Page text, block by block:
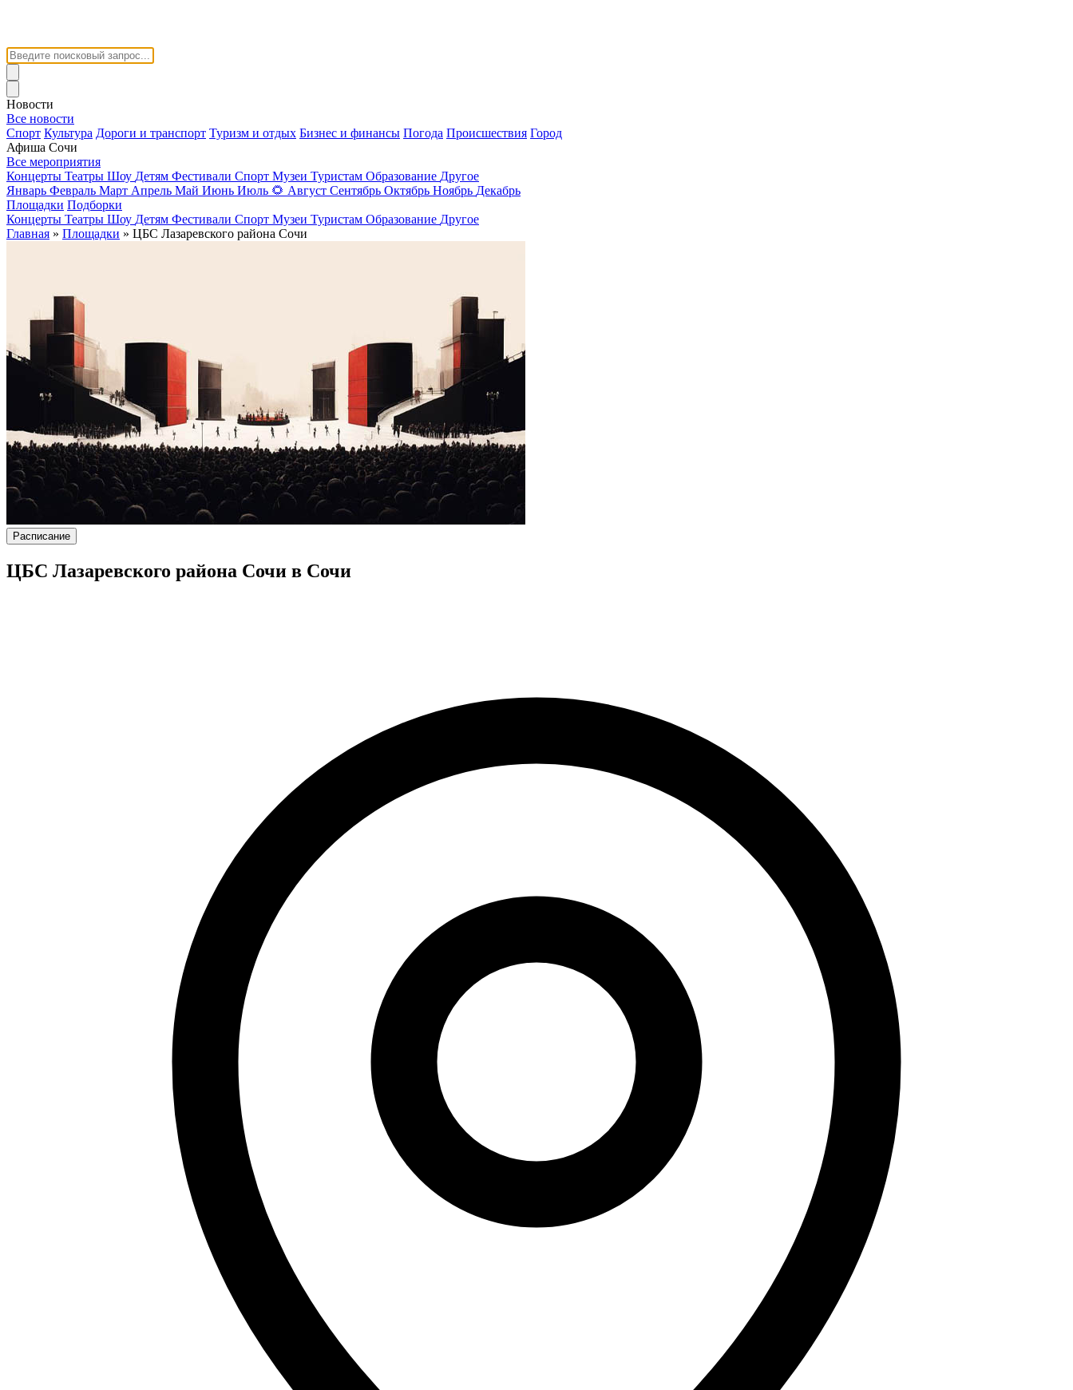
Новости
Все новости
Спорт Культура Дороги и транспорт Туризм и отдых Бизнес и финансы Погода Происшествия Город
Афиша Сочи
Все мероприятия
Концерты Театры Шоу Детям Фестивали Спорт Музеи Туристам Образование Другое
Январь Февраль Март Апрель Май Июнь Июль 🌻 Август Сентябрь Октябрь Ноябрь Декабрь
Площадки Подборки
Концерты Театры Шоу Детям Фестивали Спорт Музеи Туристам Образование Другое
Главная » Площадки » ЦБС Лазаревского района Сочи
Расписание
ЦБС Лазаревского района Сочи в Сочи